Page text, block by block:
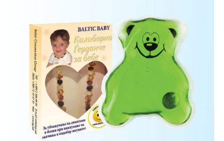
Лична хигиена
Медицински апрати
Нега на кожа